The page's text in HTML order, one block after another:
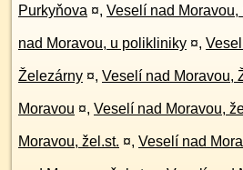
Purkyňova ¤, Veselí nad
nad Moravou, u polikliniky ¤,
Železárny ¤,
Moravou ¤, Veselí nad Moravou,
Moravou, žel.st. ¤, Veselí nad